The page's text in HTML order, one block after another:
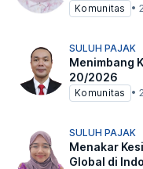
Komunitas •
SULUH PAJAK
Menimbang
20/2026
Komunitas •
SULUH PAJAK
Menakar
Global di